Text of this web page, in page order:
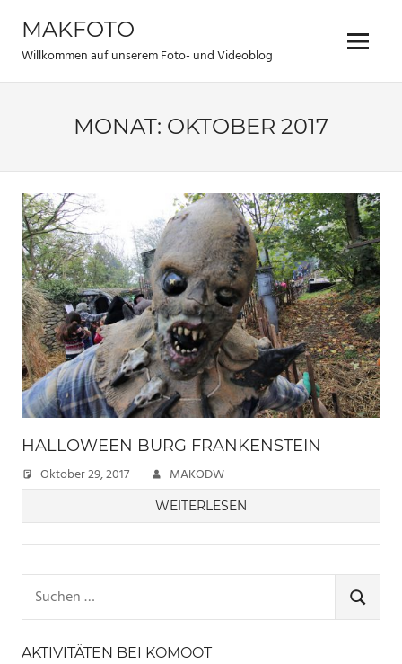
Inhalt
springen
MAKFOTO
Willkommen auf unserem Foto- und Videoblog Menü
MONAT: OKTOBER 2017
HALLOWEEN BURG FRANKENSTEIN
Oktober 29, 2017 MAKODW
WEITERLESEN
nach:
SUCHEN
AKTIVITÄTEN BEI KOMOOT